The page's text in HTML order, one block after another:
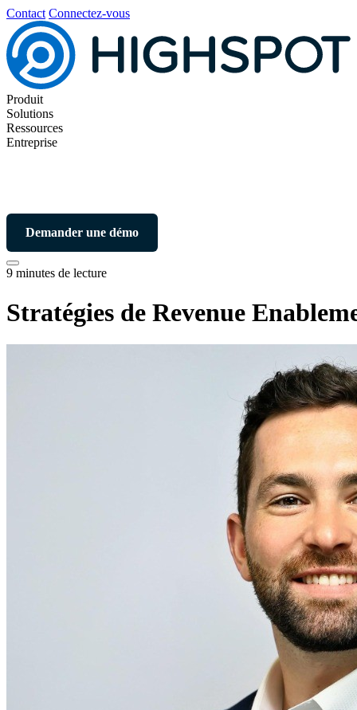
Contact Connectez-vous
Produit
Solutions
Ressources
Entreprise
Demander une démo
9 minutes de lecture
Stratégies de Revenue